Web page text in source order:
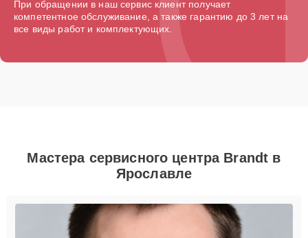
При обращении в наш сервис клиент получает
компетентное обслуживание, а также гарантию до 3 лет на
все виды работ и комплектующих.
Мастера сервисного центра Brandt в
Ярославле